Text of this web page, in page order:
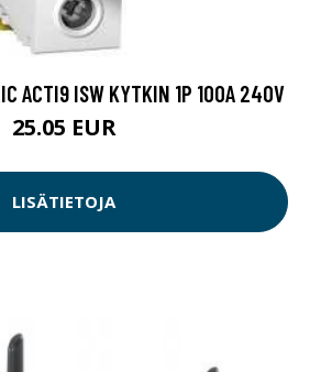
ACTI9 ISW KYTKIN 1P 100A 240V
25.05 EUR
LISÄTIETOJA